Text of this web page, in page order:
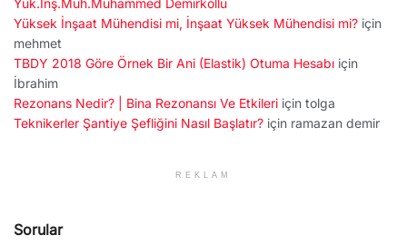
Yük.İnş.Müh.Muhammed Demirkollu
Yüksek İnşaat Mühendisi mi, İnşaat Yüksek Mühendisi mi? için
mehmet
TBDY 2018 Göre Örnek Bir Ani (Elastik) Otuma Hesabı için
İbrahim
Rezonans Nedir? | Bina Rezonansı Ve Etkileri için tolga
Teknikerler Şantiye Şefliğini Nasıl Başlatır? için ramazan demir
REKLAM
Sorular